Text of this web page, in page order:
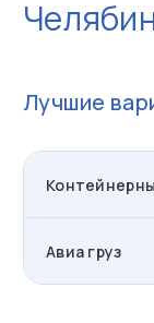
Лучшие
Авиа груз